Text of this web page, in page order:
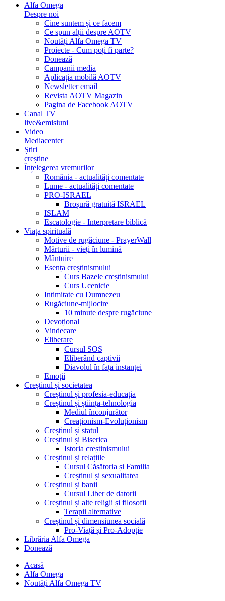
Alfa Omega
Despre noi
Cine suntem și ce facem
Ce spun alții despre AOTV
Noutăți Alfa Omega TV
Proiecte - Cum poți fi parte?
Donează
Campanii media
Aplicația mobilă AOTV
Newsletter email
Revista AOTV Magazin
Pagina de Facebook AOTV
Canal TV
live&emisiuni
Video
Mediacenter
Știri
creștine
Înțelegerea vremurilor
România - actualități comentate
Lume - actualități comentate
PRO-ISRAEL
Broșură gratuită ISRAEL
ISLAM
Escatologie - Interpretare biblică
Viața spirituală
Motive de rugăciune - PrayerWall
Mărturii - vieți în lumină
Mântuire
Esența creștinismului
Curs Bazele creștinismului
Curs Ucenicie
Intimitate cu Dumnezeu
Rugăciune-mijlocire
10 minute despre rugăciune
Devoțional
Vindecare
Eliberare
Cursul SOS
Eliberând captivii
Diavolul în fața instanței
Emoții
Creștinul și societatea
Creștinul și profesia-educația
Creștinul și știința-tehnologia
Mediul înconjurător
Creaționism-Evoluționism
Creștinul și statul
Creștinul și Biserica
Istoria creștinismului
Creștinul și relațiile
Cursul Căsătoria și Familia
Creștinul și sexualitatea
Creștinul și banii
Cursul Liber de datorii
Creștinul și alte religii și filosofii
Terapii alternative
Creștinul și dimensiunea socială
Pro-Viață și Pro-Adopție
Librăria Alfa Omega
Donează
Acasă
Alfa Omega
Noutăți Alfa Omega TV